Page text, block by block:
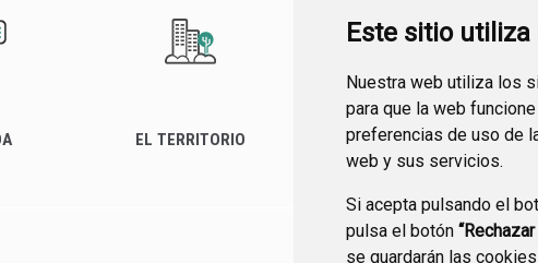
Este sitio
Nuestra web utiliza los
para que la web
preferencias de uso de
web y sus servicios.
Si acepta pulsando el
pulsa el botón
se guardarán las
EL TERRITORIO SEDE ELECTRÓNICA